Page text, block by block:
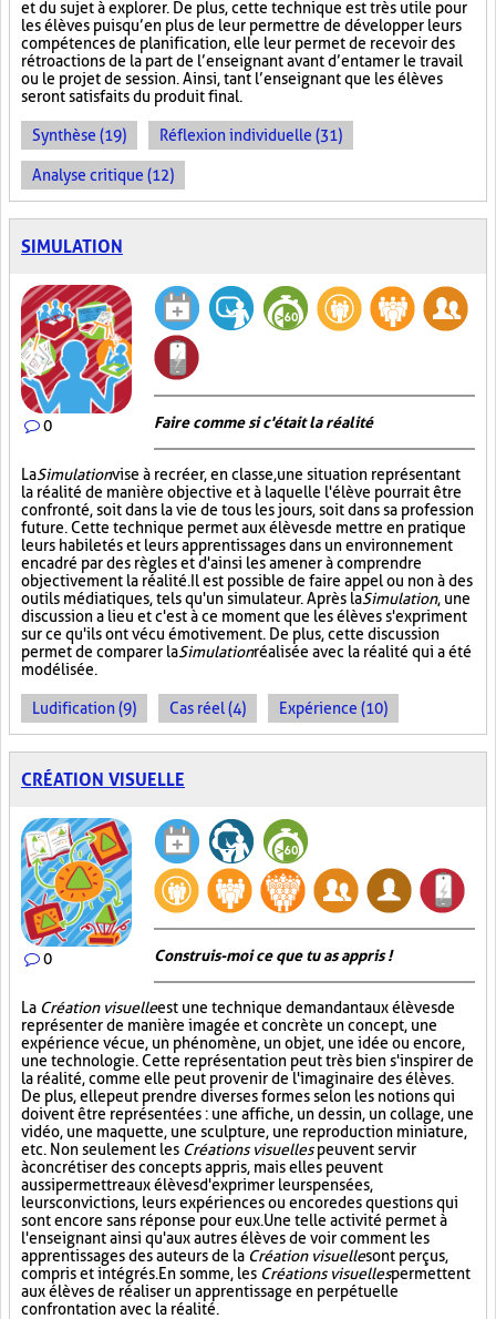
et du sujet à explorer. De plus, cette technique est très utile pour
les élèves puisqu’en plus de leur permettre de développer leurs
compétences de planification, elle leur permet de recevoir des
rétroactions de la part de l’enseignant avant d’entamer le travail
ou le projet de session. Ainsi, tant l’enseignant que les élèves
seront satisfaits du produit final.
Synthèse (19) Réflexion individuelle (31)
Analyse critique (12)
SIMULATION
0 Faire comme si c'était la réalité
LaSimulationvise à recréer, en classe, une situation représentant
la réalité de manière objective et à laquelle l'élève pourrait être
confronté, soit dans la vie de tous les jours, soit dans sa profession
future. Cette technique permet aux élèves de mettre en pratique
leurs habiletés et leurs apprentissages dans un environnement
encadré par des règles et d'ainsi les amener à comprendre
objectivement la réalité. Il est possible de faire appel ou non à des
outils médiatiques, tels qu'un simulateur. Après laSimulation, une
discussion a lieu et c'est à ce moment que les élèves s'expriment
sur ce qu'ils ont vécu émotivement. De plus, cette discussion
permet de comparer laSimulationréalisée avec la réalité qui a été
modélisée.
Ludification (9) Cas réel (4) Expérience (10)
CRÉATION VISUELLE
0 Construis-moi ce que tu as appris !
La Création visuelleest une technique demandant aux élèves de
représenter de manière imagée et concrète un concept, une
expérience vécue, un phénomène, un objet, une idée ou encore,
une technologie. Cette représentation peut très bien s'inspirer de
la réalité, comme elle peut provenir de l'imaginaire des élèves.
De plus, elle peut prendre diverses formes selon les notions qui
doivent être représentées : une affiche, un dessin, un collage, une
vidéo, une maquette, une sculpture, une reproduction miniature,
etc. Non seulement les Créations visuellespeuvent servir
à concrétiser des concepts appris, mais elles peuvent
aussi permettre aux élèves d'exprimer leurs pensées,
leurs convictions, leurs expériences ou encore des questions qui
sont encore sans réponse pour eux. Une telle activité permet à
l'enseignant ainsi qu'aux autres élèves de voir comment les
apprentissages des auteurs de la Création visuellesont perçus,
compris et intégrés. En somme, les Créations visuellespermettent
aux élèves de réaliser un apprentissage en perpétuelle
confrontation avec la réalité.